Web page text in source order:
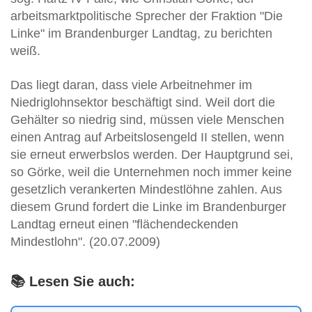
arbeitsmarktpolitische Sprecher der Fraktion "Die
Linke" im Brandenburger Landtag, zu berichten
weiß.
Das liegt daran, dass viele Arbeitnehmer im
Niedriglohnsektor beschäftigt sind. Weil dort die
Gehälter so niedrig sind, müssen viele Menschen
einen Antrag auf Arbeitslosengeld II stellen, wenn
sie erneut erwerbslos werden. Der Hauptgrund sei,
so Görke, weil die Unternehmen noch immer keine
gesetzlich verankerten Mindestlöhne zahlen. Aus
diesem Grund fordert die Linke im Brandenburger
Landtag erneut einen "flächendeckenden
Mindestlohn". (20.07.2009)
📚 Lesen Sie auch: